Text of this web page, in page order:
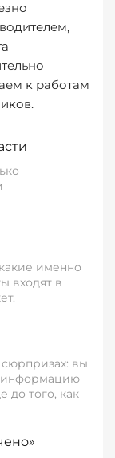
к работам
именно
входят в
вы
информацию
до того, как